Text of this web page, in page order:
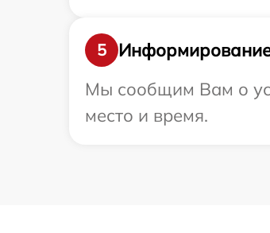
5
Информирование
Мы сообщим Вам о
место и время.